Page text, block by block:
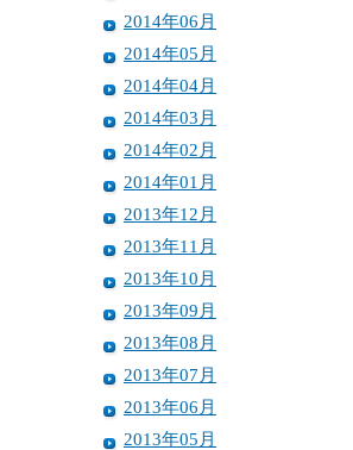
2014年06月
2014年05月
2014年04月
2014年03月
2014年02月
2014年01月
2013年12月
2013年11月
2013年10月
2013年09月
2013年08月
2013年07月
2013年06月
2013年05月